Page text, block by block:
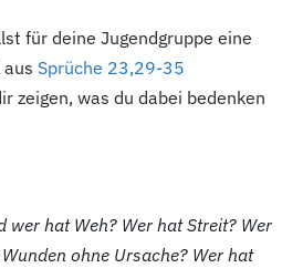
für deine Jugendgruppe eine
Sprüche 23,29-35
zeigen, was du dabei bedenken
wer hat Weh? Wer hat Streit? Wer
ohne Ursache? Wer hat